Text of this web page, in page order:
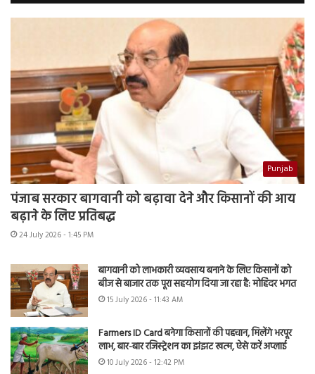
Punjab
पंजाब सरकार बागवानी को बढ़ावा देने और किसानों की आय
बढ़ाने के लिए प्रतिबद्ध
24 July 2026 - 1:45 PM
बागवानी को लाभकारी व्यवसाय बनाने के लिए किसानों को
बीज से बाजार तक पूरा सहयोग दिया जा रहा है: मोहिंदर भगत
15 July 2026 - 11:43 AM
Farmers ID Card बनेगा किसानों की पहचान, मिलेंगे भरपूर
लाभ, बार-बार रजिस्ट्रेशन का झंझट खत्म, ऐसे करें अप्लाई
10 July 2026 - 12:42 PM